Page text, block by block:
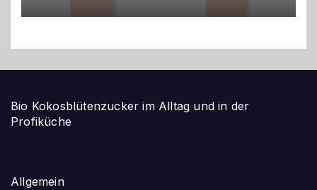
Bio Kokosblütenzucker im Alltag und in der
Profiküche
Allgemein